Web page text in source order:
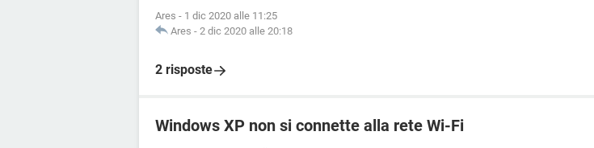
Ares - 1 dic 2020 alle 11:25
Ares - 2 dic 2020 alle 20:18
2 risposte
Windows XP non si connette alla rete Wi-Fi